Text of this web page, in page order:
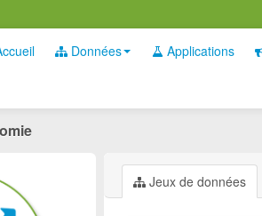
Données Applications
Jeux de données